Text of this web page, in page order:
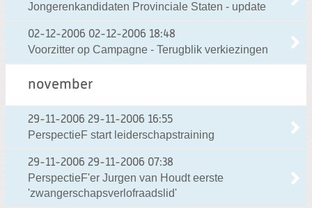
Jongerenkandidaten Provinciale Staten - update
02-12-2006 02-12-2006 18:48
Voorzitter op Campagne - Terugblik verkiezingen
november
29-11-2006 29-11-2006 16:55
PerspectieF start leiderschapstraining
29-11-2006 29-11-2006 07:38
PerspectieF'er Jurgen van Houdt eerste
'zwangerschapsverlofraadslid'